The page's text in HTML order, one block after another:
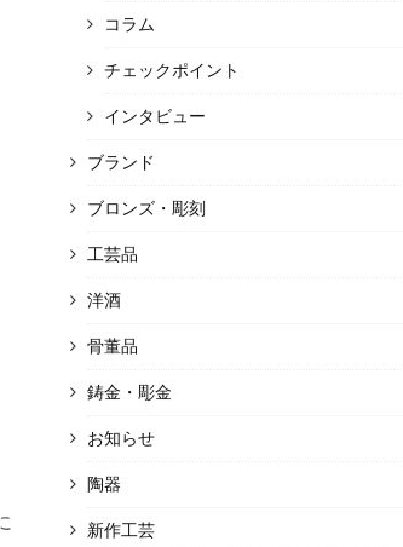
コラム
チェックポイント
インタビュー
ブランド
ブロンズ・彫刻
工芸品
洋酒
骨董品
鋳金・彫金
お知らせ
陶器
新作工芸